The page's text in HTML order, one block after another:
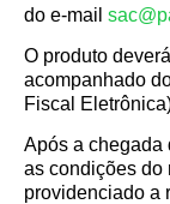
do e-mail
O produto
acompanhado
Fiscal
Após a chegada
as condições do
providenciado a